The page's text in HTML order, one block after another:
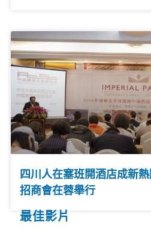
四川人在塞班開酒店成新
招商會在蓉舉行
最佳影片